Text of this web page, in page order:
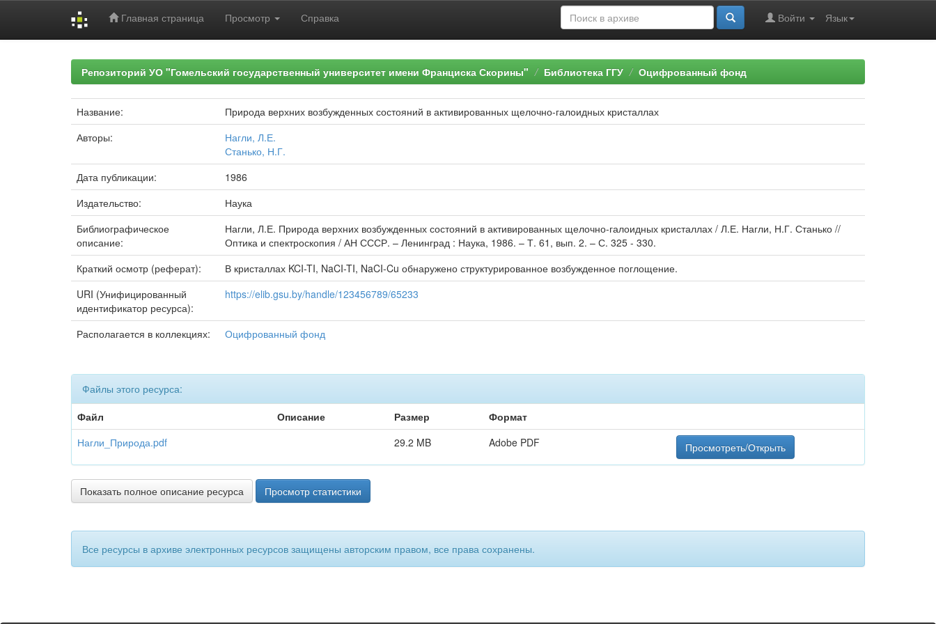
Главная страница Просмотр Справка Язык
Войти
Репозиторий УО "Гомельский государственный университет имени Франциска Скорины" Библиотека ГГУ Оцифрованный фонд
Название:
Природа верхних возбужденных состояний в активированных щелочно-галоидных кристаллах
Авторы:
Нагли, Л.Е.
Станько, Н.Г.
Дата публикации:
1986
Издательство:
Наука
Библиографическое
описание:
Нагли, Л.Е. Природа верхних возбужденных состояний в активированных щелочно-галоидных кристаллах / Л.Е. Нагли, Н.Г. Станько //
Оптика и спектроскопия / АН СССР. – Ленинград : Наука, 1986. – Т. 61, вып. 2. – С. 325 - 330.
Краткий осмотр (реферат):
В кристаллах KCI-TI, NaCI-TI, NaCI-Cu обнаружено структурированное возбужденное поглощение.
URI (Унифицированный
идентификатор ресурса):
https://elib.gsu.by/handle/123456789/65233
Располагается в коллекциях: Оцифрованный фонд
Файлы этого ресурса:
Файл
Описание Размер
Формат
Нагли_Природа.pdf
29.2 MB Adobe PDF Просмотреть/Открыть
Показать полное описание ресурса Просмотр статистики
Все ресурсы в архиве электронных ресурсов защищены авторским правом, все права сохранены.